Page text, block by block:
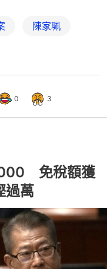
陳家珮
0 3
免稅額獲
過萬